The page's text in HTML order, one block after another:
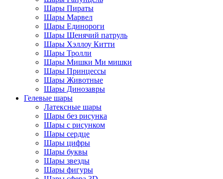
Шары Пираты
Шары Марвел
Шары Единороги
Шары Щенячий патруль
Шары Хэллоу Китти
Шары Тролли
Шары Мишки Ми мишки
Шары Принцессы
Шары Животные
Шары Динозавры
Гелевые шары
Латексные шары
Шары без рисунка
Шары с рисунком
Шары сердце
Шары цифры
Шары буквы
Шары звезды
Шары фигуры